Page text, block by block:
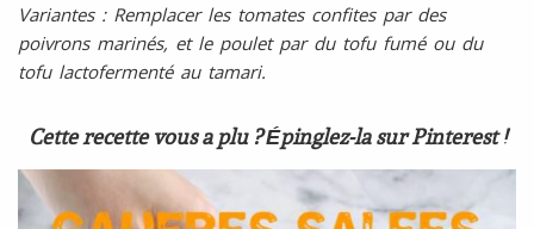
Variantes : Remplacer les tomates confites par des
poivrons marinés, et le poulet par du tofu fumé ou du
tofu lactofermenté au tamari.
Cette recette vous a plu ? Épinglez-la sur Pinterest !